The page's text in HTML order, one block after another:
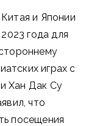
и Японии
года для
играх с
Хан Дак Су
что
посещения